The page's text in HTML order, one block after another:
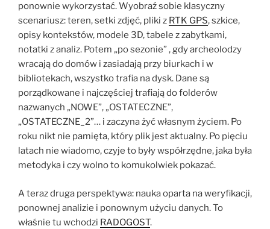
ponownie wykorzystać. Wyobraź sobie klasyczny
scenariusz: teren, setki zdjęć, pliki z RTK GPS, szkice,
opisy kontekstów, modele 3D, tabele z zabytkami,
notatki z analiz. Potem „po sezonie” , gdy archeolodzy
wracają do domów i zasiadają przy biurkach i w
bibliotekach, wszystko trafia na dysk. Dane są
porządkowane i najczęściej trafiają do folderów
nazwanych „NOWE”, „OSTATECZNE”,
„OSTATECZNE_2”… i zaczyna żyć własnym życiem. Po
roku nikt nie pamięta, który plik jest aktualny. Po pięciu
latach nie wiadomo, czyje to były współrzędne, jaka była
metodyka i czy wolno to komukolwiek pokazać.
A teraz druga perspektywa: nauka oparta na weryfikacji,
ponownej analizie i ponownym użyciu danych. To
właśnie tu wchodzi RADOGOST.